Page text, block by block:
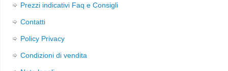
Prezzi indicativi Faq e Consigli
Contatti
Policy Privacy
Condizioni di vendita